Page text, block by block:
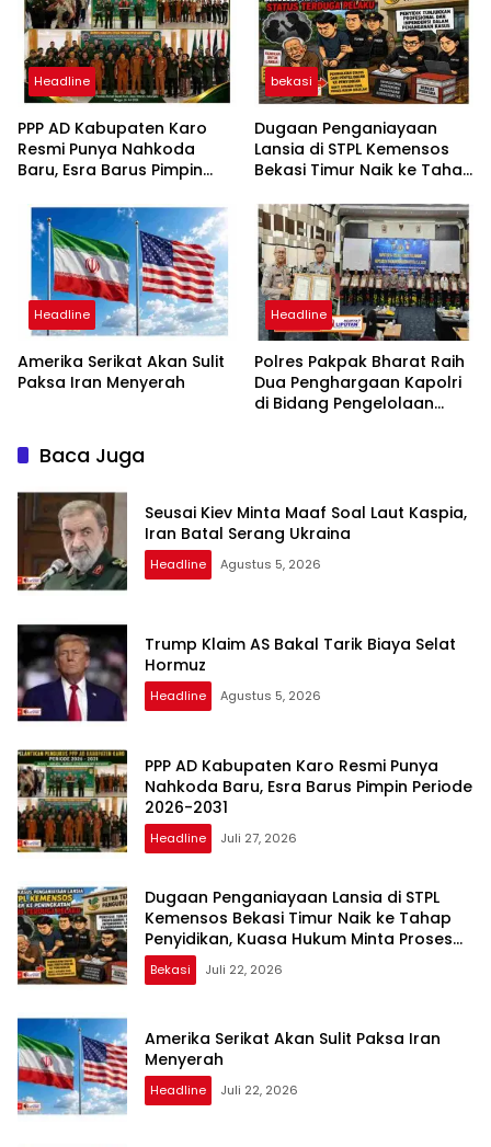
Headline
PPP AD Kabupaten Karo
Resmi Punya Nahkoda
Baru, Esra Barus Pimpin
bekasi
Dugaan Penganiayaan
Lansia di STPL Kemensos
Bekasi Timur Naik ke Tahap
Minta Proses Transparan
dan Bebas Intervensi
Headline
Amerika Serikat Akan Sulit
Paksa Iran Menyerah
Headline
Polres Pakpak Bharat Raih
Dua Penghargaan Kapolri
di Bidang Pengelolaan
Baca Juga
Seusai Kiev Minta Maaf Soal Laut Kaspia,
Iran Batal Serang Ukraina
Headline Agustus 5, 2026
Trump Klaim AS Bakal Tarik Biaya Selat
Hormuz
Headline Agustus 5, 2026
PPP AD Kabupaten Karo Resmi Punya
Nahkoda Baru, Esra Barus Pimpin Periode
2026-2031
Headline Juli 27, 2026
Dugaan Penganiayaan Lansia di STPL
Kemensos Bekasi Timur Naik ke Tahap
Penyidikan, Kuasa Hukum Minta Proses
Transparan dan Bebas Intervensi
Bekasi Juli 22, 2026
Amerika Serikat Akan Sulit Paksa Iran
Menyerah
Headline Juli 22, 2026